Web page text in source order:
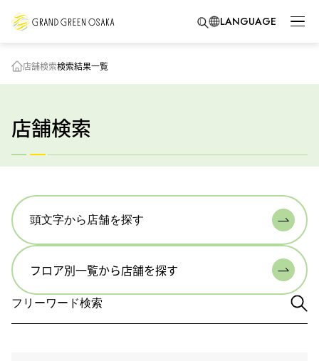
LANGUAGE
店舗検索検索結果一覧
店舗検索
頭文字から店舗を探す
フロア別一覧から店舗を探す